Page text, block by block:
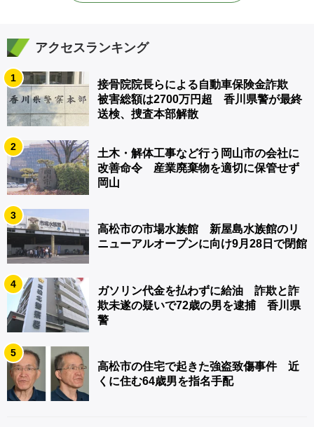
アクセスランキング
1
接骨院院長らによる自動車保険金詐欺
被害総額は2700万円超 香川県警が最終
送検、捜査本部解散
2
土木・解体工事など行う岡山市の会社に
改善命令 産業廃棄物を適切に保管せず
岡山
3
高松市の市場水族館 新屋島水族館のリ
ニューアルオープンに向け9月28日で閉館
4
ガソリン代金を払わずに給油 詐欺と詐
欺未遂の疑いで72歳の男を逮捕 香川県
警
5
高松市の住宅で起きた強盗致傷事件 近
くに住む64歳男を指名手配